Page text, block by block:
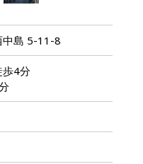
中島 5-11-8
歩4分